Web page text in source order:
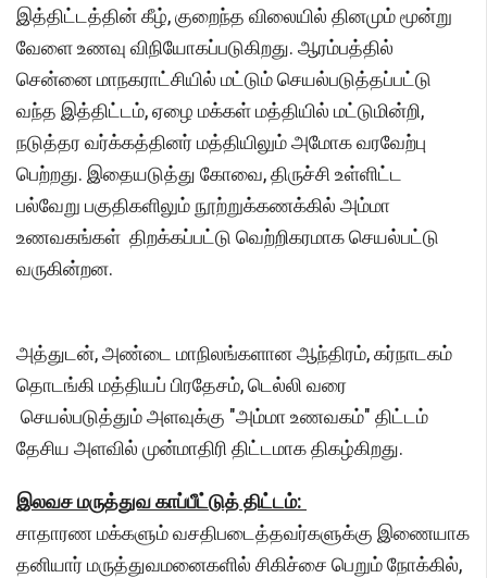
இத்திட்டத்தின் கீழ், குறைந்த விலையில் தினமும் மூன்று
வேளை உணவு விநியோகப்படுகிறது. ஆரம்பத்தில்
சென்னை மாநகராட்சியில் மட்டும் செயல்படுத்தப்பட்டு
வந்த இத்திட்டம், ஏழை மக்கள் மத்தியில் மட்டுமின்றி,
நடுத்தர வர்க்கத்தினர் மத்தியிலும் அமோக வரவேற்பு
பெற்றது. இதையடுத்து கோவை, திருச்சி உள்ளிட்ட
பல்வேறு பகுதிகளிலும் நூற்றுக்கணக்கில் அம்மா
உணவகங்கள் திறக்கப்பட்டு வெற்றிகரமாக செயல்பட்டு
வருகின்றன.
அத்துடன், அண்டை மாநிலங்களான ஆந்திரம், கர்நாடகம்
தொடங்கி மத்தியப் பிரதேசம், டெல்லி வரை
செயல்படுத்தும் அளவுக்கு "அம்மா உணவகம்" திட்டம்
தேசிய அளவில் முன்மாதிரி திட்டமாக திகழ்கிறது.
இலவச மருத்துவ காப்பீட்டுத் திட்டம்:
சாதாரண மக்களும் வசதிபடைத்தவர்களுக்கு இணையாக
தனியார் மருத்துவமனைகளில் சிகிச்சை பெறும் நோக்கில்,